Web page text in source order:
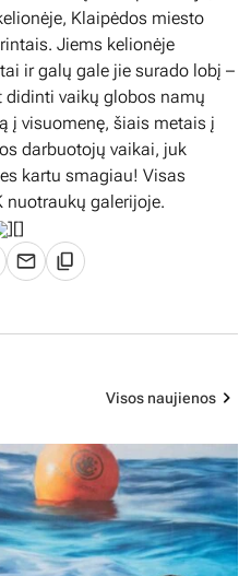
Klaipėdos miesto
Jiems kelionėje
ir galų gale jie surado lobį –
didinti vaikų globos namų
į visuomenę, šiais metais į
darbuotojų vaikai, juk
kartu smagiau! Visas
nuotraukų galerijoje.
][]
Visos naujienos